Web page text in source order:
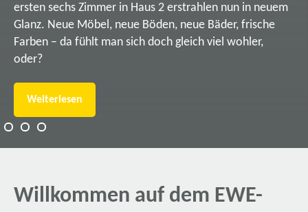
ersten sechs Zimmer in Haus 2 erstrahlen nun in neuem
Glanz. Neue Möbel, neue Böden, neue Bäder, frische
Farben – da fühlt man sich doch gleich viel wohler,
oder?
Weiterlesen
Willkommen auf dem EWE-